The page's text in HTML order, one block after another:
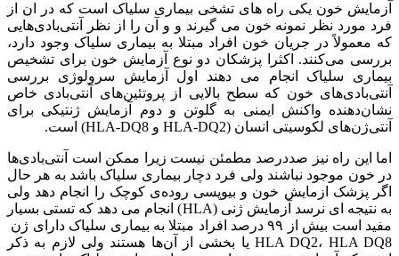
آزمایش خون یکی راه های تشخی بیماری سلیاک است که در ان از
فرد مورد نظر نمونه خون می گیرند و و آن را از نظر آنتی‌بادی‌هایی
که معمولاً در جریان خون افراد مبتلا به بیماری سلیاک وجود دارد،
بررسی می‌کنند. اکثرا پزشکان دو نوع آزمایش خون برای تشخیص
بیماری سلیاک انجام می دهند اول آزمایش سرولوژی بررسی
آنتی‌بادی‌های خون که سطح بالایی از پروتئین‌های آنتی‌بادی خاص
نشان‌دهنده واکنش ایمنی به گلوتن و دوم آزمایش ژنتیکی برای
آنتی‌ژن‌های لکوسیتی انسان (HLA-DQ2 و HLA-DQ8) است.
اما این راه نیز صددرصد مطمئن نیست زیرا ممکن است آنتی‌بادی‌ها
در خون موجود نباشند ولی فرد دچار بیماری سلیاک باشد به هر حال
اگر پزشک ازمایش خون و بیوپسی روده‌ی کوچک را انجام دهد ولی
به نتیجه ای نرسد آزمایش ژنی (HLA) انجام می دهد که تستی بسیار
مفید است بیش از ۹۹ درصد افراد مبتلا به بیماری سلیاک دارای ژن
HLA DQ2، HLA DQ8 یا بخشی از آن‌ها هستند ولی لازم به ذکر